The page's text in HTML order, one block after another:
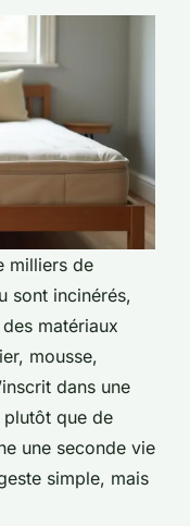
milliers de
sont incinérés,
matériaux
mousse,
dans une
plutôt que de
une seconde vie
simple, mais